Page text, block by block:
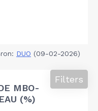
DUO (09-02-2026)
MBO-
(%)
Filters